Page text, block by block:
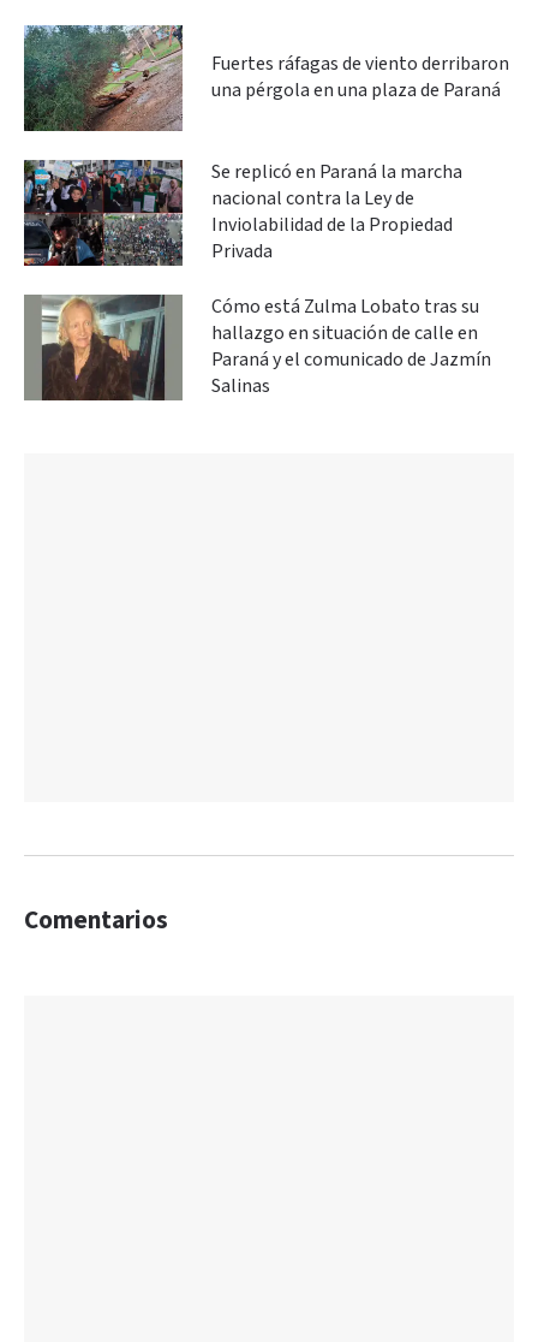
Fuertes ráfagas de viento derribaron
una pérgola en una plaza de Paraná
Se replicó en Paraná la marcha
nacional contra la Ley de
Inviolabilidad de la Propiedad
Privada
Cómo está Zulma Lobato tras su
hallazgo en situación de calle en
Paraná y el comunicado de Jazmín
Salinas
Comentarios